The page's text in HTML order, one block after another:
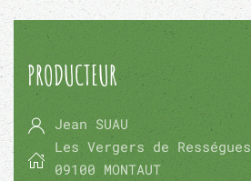
PRODUCTEUR
Jean SUAU
Les Vergers de Rességues
09100 MONTAUT